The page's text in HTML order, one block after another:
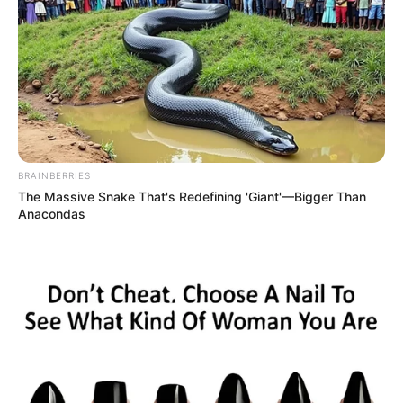
terlalu kaku. Dua teknik dasar untuk mengapung adalah
mengambang sambil telentang dan sambil berdiri.
kaki yang menginjak dasar kolam, sedangkan kepalanya
BRAINBERRIES
The Massive Snake That's Redefining 'Giant'—Bigger Than
Anacondas